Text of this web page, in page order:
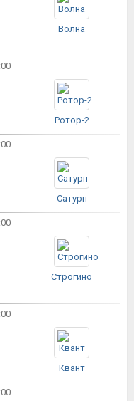
Волна
Ротор-2
Сатурн
Строгино
Квант